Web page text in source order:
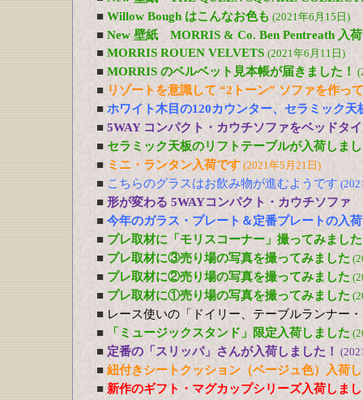
■ Willow Bough はこんなお色も (2021年6月15日)
■ New 壁紙 MORRIS & Co. Ben Pentreath 入
■ MORRIS ROUEN VELVETS (2021年6月11日)
■ MORRIS のベルベット見本帳が届きました！
■ リゾートを意識して “2トーン” ソファを作っ
■ ホワイト木目の120カウンター、セラミック天
■ 5WAY コンパクト・カウチソファをベッドタ
■ セラミック天板のリフトテーブルが入荷しま
■ ミニ・ランタン入荷です (2021年5月21日)
■ こちらのグラスはお飲み物が進むようです
■ 形が変わる 5WAYコンパクト・カウチソファ
■ 今年のガラス・プレート＆定番プレートの入
■ プレ取材に「モリスコーナー」撮ってみました
■ プレ取材に③売り場の写真を撮ってみました
■ プレ取材に②売り場の写真を撮ってみました
■ プレ取材に①売り場の写真を撮ってみました
■ レース使いの「ドイリー、テーブルランナー
■
「ミュージックスタンド」限定入荷しました
■ 定番の「スリッパ」さんが入荷しました！
■ 紐付きシートクッション（ベージュ色）入荷
■ 新作のギフト・マグカップシリーズ入荷しま